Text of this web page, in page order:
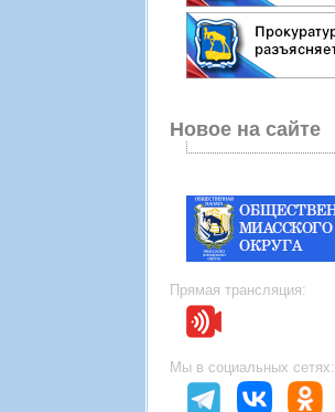
Новое на сайте
Прямая трансляция:
Мы в социальных сетях: